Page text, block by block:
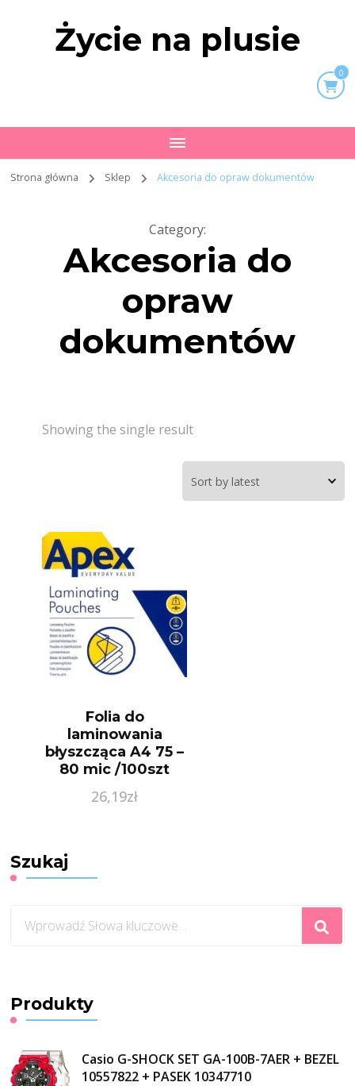
Życie na plusie
0
Strona główna Sklep Akcesoria do opraw dokumentów
Category:
Akcesoria do
opraw
dokumentów
Showing the single result
Folia do
laminowania
błyszcząca A4 75 –
80 mic /100szt
26,19zł
Szukaj
czegoś?
Produkty
Casio G-SHOCK SET GA-100B-7AER + BEZEL
10557822 + PASEK 10347710